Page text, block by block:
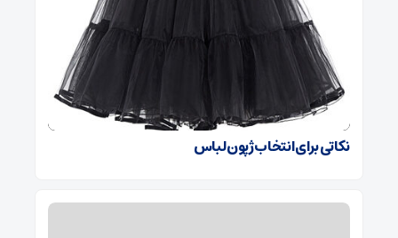
نکاتی برای انتخاب ژپون لباس